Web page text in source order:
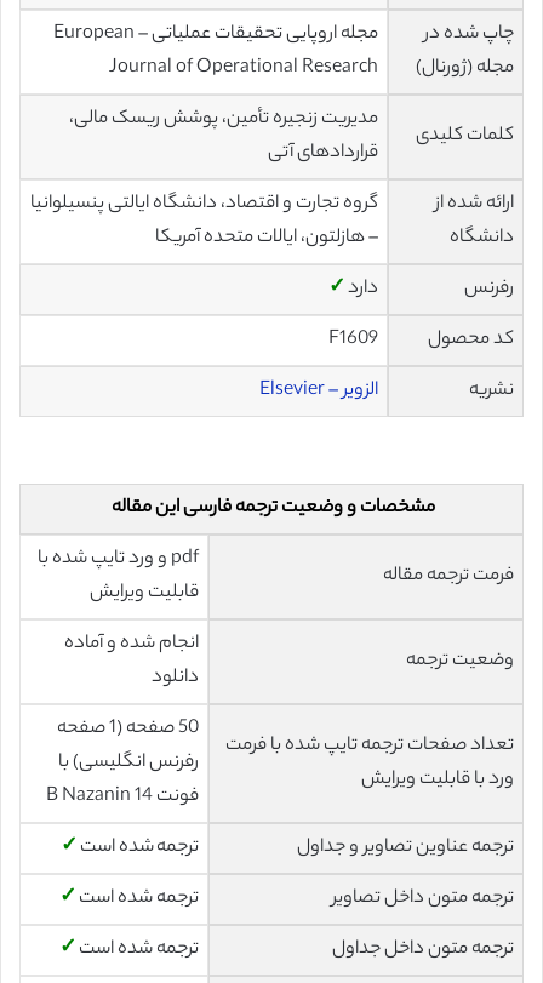
چاپ شده در
مجله (ژورنال)
مجله اروپایی تحقیقات عملیاتی – European
Journal of Operational Research
کلمات کلیدی
مدیریت زنجیره تأمین، پوشش ریسک مالی،
قراردادهای آتی
ارائه شده از
دانشگاه
گروه تجارت و اقتصاد، دانشگاه ایالتی پنسیلوانیا
– هازلتون، ایالات متحده آمریکا
رفرنس
دارد✓
کد محصول
F1609
نشریه
الزویر – Elsevier
مشخصات و وضعیت ترجمه فارسی این مقاله
فرمت ترجمه مقاله
pdf و ورد تایپ شده با
قابلیت ویرایش
وضعیت ترجمه
انجام شده و آماده
دانلود
تعداد صفحات ترجمه تایپ شده با فرمت
ورد با قابلیت ویرایش
50 صفحه (1 صفحه
رفرنس انگلیسی) با
فونت 14 B Nazanin
ترجمه عناوین تصاویر و جداول
ترجمه شده است ✓
ترجمه متون داخل تصاویر
ترجمه شده است ✓
ترجمه متون داخل جداول
ترجمه شده است ✓